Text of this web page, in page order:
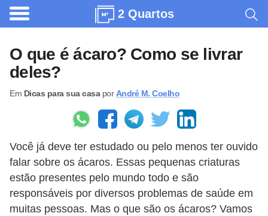
2 Quartos
O que é ácaro? Como se livrar
deles?
Em Dicas para sua casapor André M. Coelho
Você já deve ter estudado ou pelo menos ter ouvido
falar sobre os ácaros. Essas pequenas criaturas
estão presentes pelo mundo todo e são
responsáveis por diversos problemas de saúde em
muitas pessoas. Mas o que são os ácaros? Vamos
A
q
u
i
t
u
a